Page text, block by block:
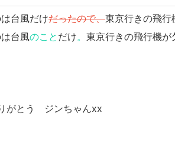
台風だけだったので、東京行きの飛行
台風のこと だけ。 東京行きの飛行機が
がとう ジンちゃんxx